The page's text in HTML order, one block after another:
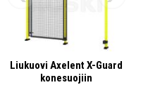
Liukuovi Axelent X-Guard
konesuojiin